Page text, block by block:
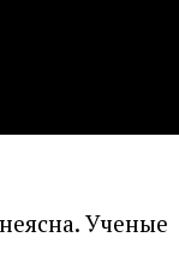
Ученые